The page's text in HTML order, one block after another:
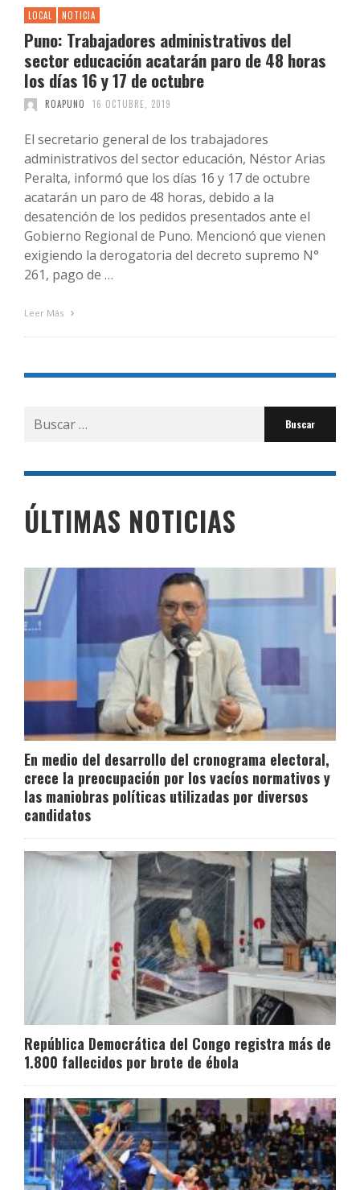
LOCAL NOTICIA
Puno: Trabajadores administrativos del
sector educación acatarán paro de 48 horas
los días 16 y 17 de octubre
ROAPUNO 16 OCTUBRE, 2019
El secretario general de los trabajadores
administrativos del sector educación, Néstor Arias
Peralta, informó que los días 16 y 17 de octubre
acatarán un paro de 48 horas, debido a la
desatención de los pedidos presentados ante el
Gobierno Regional de Puno. Mencionó que vienen
exigiendo la derogatoria del decreto supremo N°
261, pago de …
Leer Más
Buscar
por:
ÚLTIMAS NOTICIAS
En medio del desarrollo del cronograma electoral,
crece la preocupación por los vacíos normativos y
las maniobras políticas utilizadas por diversos
candidatos
República Democrática del Congo registra más de
1.800 fallecidos por brote de ébola